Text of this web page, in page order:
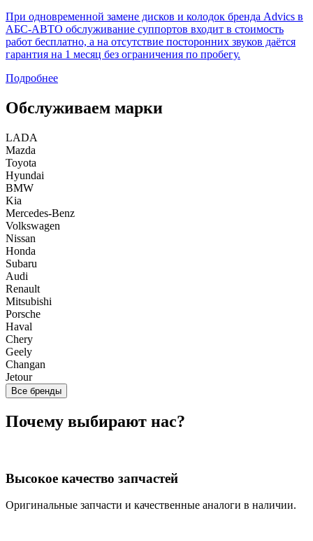
При одновременной замене дисков и колодок бренда Advics в
АБС-АВТО обслуживание суппортов входит в стоимость
работ бесплатно, а на отсутствие посторонних звуков даётся
гарантия на 1 месяц без ограничения по пробегу.
Подробнее
Обслуживаем марки
LADA
Mazda
Toyota
Hyundai
BMW
Kia
Mercedes-Benz
Volkswagen
Nissan
Honda
Subaru
Audi
Renault
Mitsubishi
Porsche
Haval
Chery
Geely
Changan
Jetour
Все бренды
Почему выбирают нас?
Высокое качество запчастей
Оригинальные запчасти и качественные аналоги в наличии.